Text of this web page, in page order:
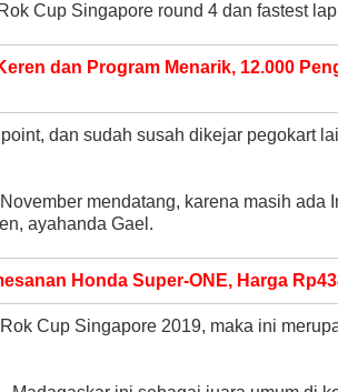
Cup Singapore round 4 dan fastest
dan Program Menarik, 12.000
dan sudah susah dikejar pegokart
mendatang, karena masih ada
ayahanda Gael.
Honda Super-ONE, Harga
Cup Singapore 2019, maka ini